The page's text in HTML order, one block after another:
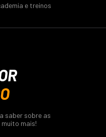
e treinos
saber sobre as
mais!